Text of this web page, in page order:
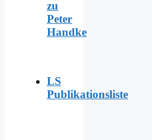
zu
Peter
Handke
LS
Publikationsliste